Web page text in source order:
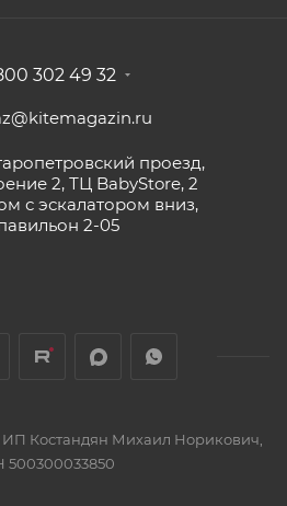
302 49 32
проезд,
2, ТЦ BabyStore, 2
с эскалатором вниз,
2-05
Костандян Михаил Норикович,